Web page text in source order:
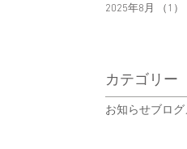
2025年8月
（1）
カテゴリー
お知らせブログ